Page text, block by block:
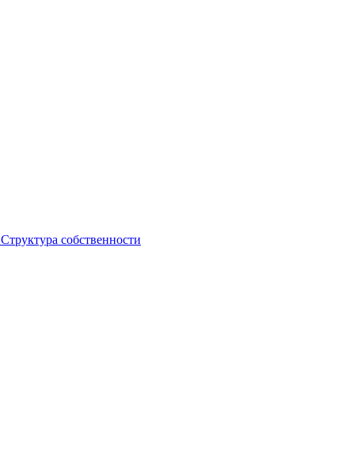
Структура собственности